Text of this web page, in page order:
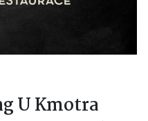
U Kmotra